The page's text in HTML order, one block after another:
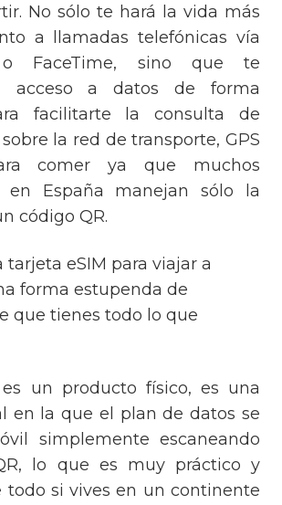
No sólo te hará la vida más
a llamadas telefónicas vía
o FaceTime, sino que te
acceso a datos de forma
facilitarte la consulta de
la red de transporte, GPS
comer ya que muchos
en España manejan sólo la
código QR.
tarjeta eSIM para viajar a
forma estupenda de
que tienes todo lo que
un producto físico, es una
en la que el plan de datos se
simplemente escaneando
lo que es muy práctico y
todo si vives en un continente